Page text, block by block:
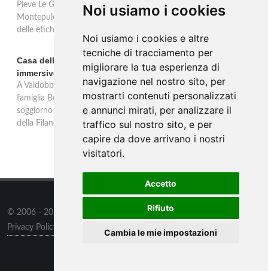
Noi usiamo i cookies
Noi usiamo i cookies e altre
tecniche di tracciamento per
migliorare la tua esperienza di
navigazione nel nostro sito, per
mostrarti contenuti personalizzati
e annunci mirati, per analizzare il
traffico sul nostro sito, e per
capire da dove arrivano i nostri
visitatori.
Accetto
Rifiuto
Cambia le mie impostazioni
Pieve Le Grazie: cinque annate dal 2016 al 2020 del Nobile di
Montepulciano a 95 punti Vinous, per ripercorrere la genesi di una
delle etichette iconiche di Montepulciano.
Casa dell'Artista: a Valdobbiadene apre il soggiorno
immersivo tra arte e vino di Bortolomiol
A Valdobbiadene, nel cuore delle colline Patrimonio Unesco, la
famiglia Bortolomiol apre al pubblico la Casa dell'Artista: un
soggiorno immersivo tra arte, natura e vino all'interno del Parco
della Filandetta Art and Wine Farm.
© 2006 - 2026
all rights reserved.
Privacy Policy
Preferenze sui Cookies